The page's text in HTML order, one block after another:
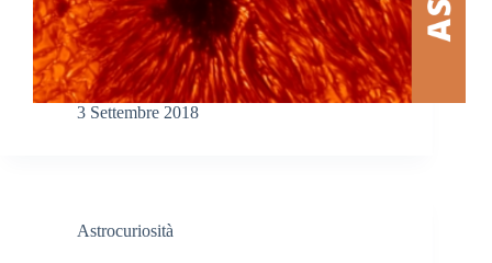
3 Settembre 2018
Astrocuriosità